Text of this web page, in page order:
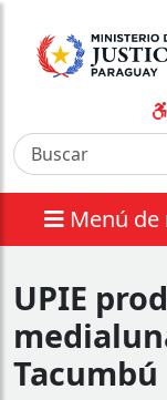
Menú de
UPIE
Tacumbú